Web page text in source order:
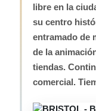
libre en la
su centro
entramado de
de la
tiendas.
comercial.